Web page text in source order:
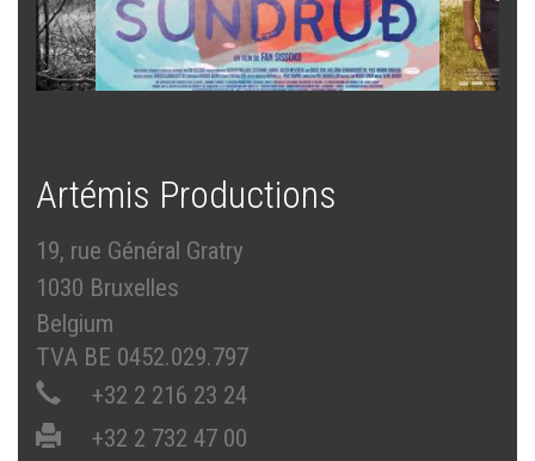
Artémis Productions
19, rue Général Gratry
1030 Bruxelles
Belgium
TVA BE 0452.029.797
+32 2 216 23 24
+32 2 732 47 00